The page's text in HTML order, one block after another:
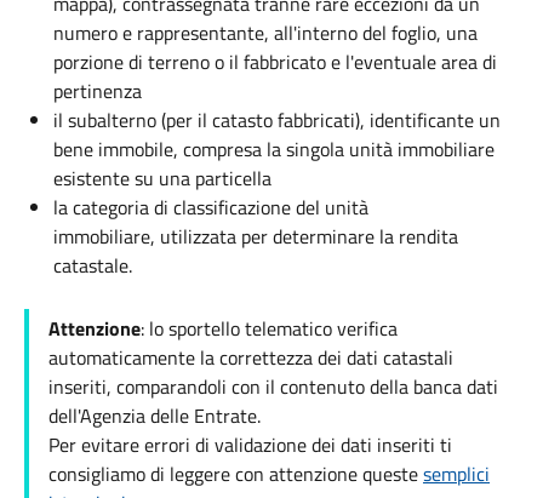
numero e rappresentante, all'interno del foglio, una
porzione di terreno o il fabbricato e l'eventuale area di
pertinenza
il subalterno (per il catasto fabbricati), identificante un
bene immobile, compresa la singola unità immobiliare
esistente su una particella
la categoria di classificazione del unità
immobiliare, utilizzata per determinare la rendita
catastale.
Attenzione: lo sportello telematico verifica
automaticamente la correttezza dei dati catastali
inseriti, comparandoli con il contenuto della banca dati
dell'Agenzia delle Entrate.
Per evitare errori di validazione dei dati inseriti ti
consigliamo di leggere con attenzione questesemplici